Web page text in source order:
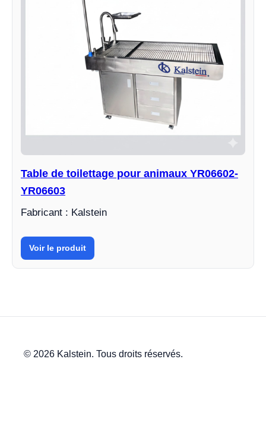
Table de toilettage pour animaux YR06602-
YR06603
Fabricant : Kalstein
Voir le produit
© 2026 Kalstein. Tous droits réservés.